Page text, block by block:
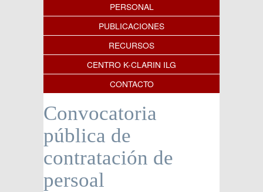
PERSONAL
PUBLICACIONES
RECURSOS
CENTRO K-CLARIN ILG
CONTACTO
Convocatoria
pública de
contratación de
persoal